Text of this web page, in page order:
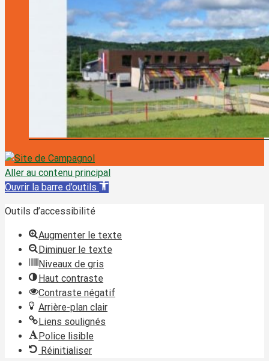
Aller au contenu principal
Ouvrir la barre d’outils
Outils d’accessibilité
Augmenter le texte
Diminuer le texte
Niveaux de gris
Haut contraste
Contraste négatif
Arrière-plan clair
Liens soulignés
Police lisible
Réinitialiser